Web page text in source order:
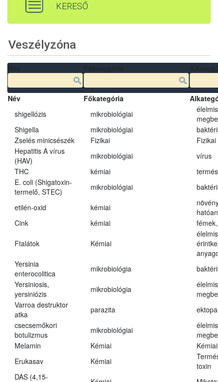
KERESŐ
Veszélyzóna
Név Főkategória
shigellózis
mikrobiológiai
Shigella
mikrobiológiai
Zselés minicsészék
Fizikai
Fizikai
Hepatitis A vírus
(HAV)
mikrobiológiai
vírus
THC
kémiai
E. coli (Shigatoxin-
termelő, STEC)
mikrobiológiai
etilén-oxid kémiai
Cink
kémiai
Ftalátok Kémiai
Yersinia
enterocolitica
mikrobiológia
Yersiniosis,
yersiniózis
mikrobiológia
Varroa destruktor
atka
parazita
csecsemőkori
botulizmus
mikrobiológiai
Melamin
Kémiai
Kémiai
Erukasav
Kémiai
toxin
DAS (4,15-